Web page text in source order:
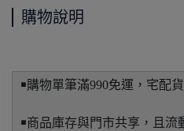
購物說明
￭購物單筆滿990免運，宅配
￭商品庫存與門市共享，且